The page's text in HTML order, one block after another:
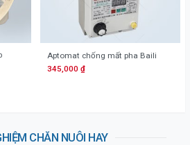
Aptomat chống mất pha Baili
345,000 ₫
CHĂN NUÔI HAY